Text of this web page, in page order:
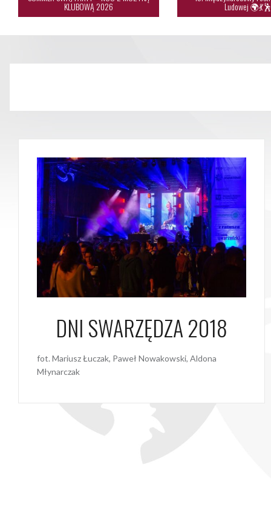
KLUBOWĄ 2026 Ludowej 🌍💃🕺
DNI SWARZĘDZA 2018
fot. Mariusz Łuczak, Paweł Nowakowski, Aldona
Młynarczak